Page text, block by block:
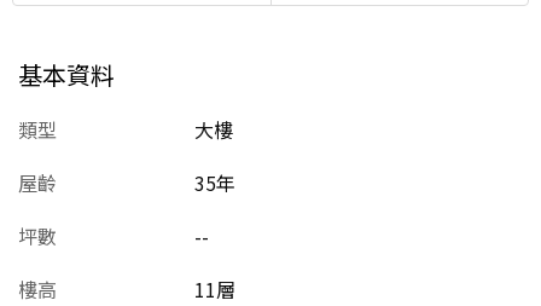
基本資料
類型
大樓
屋齡
35年
坪數
--
樓高
11層